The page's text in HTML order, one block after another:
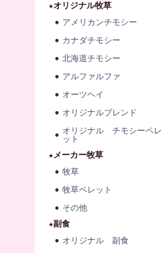
★オリジナル牧草
アメリカンチモシー
カナダチモシー
北海道チモシー
アルファルファ
オーツヘイ
オリジナルブレンド
オリジナル チモシーペレ
ット
★メーカー牧草
牧草
牧草ペレット
その他
★副食
オリジナル 副食